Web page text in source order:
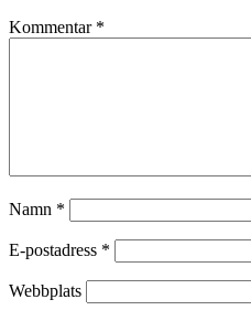
Kommentar *
Namn *
E-postadress *
Webbplats